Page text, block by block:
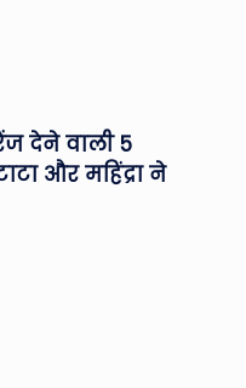
देने वाली 5
और महिंद्रा ने